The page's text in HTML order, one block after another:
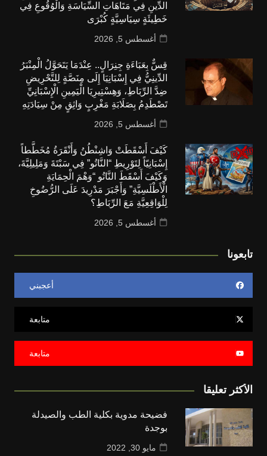
الدِّينِ فِي مَتَاهَاتِ السِّيَاسَةِ وَالْوُقُوعِ فِي
خَطِيئَةٍ سِيَاسِيَّةٍ كُبْرَى
أغسطس 5, 2026
قِسٌّ بِعَبَاءَةِ جِنِرَالٍ.. عِنْدَمَا يَتَحَوَّلُ الْمِنْبَرُ
الدِّينِيُّ فِي إِسْبَانِيَا إِلَى مِنَصَّةٍ لِلتَّحْرِيضِ
ضِدَّ الرِّبَاطِ، وَهِسْتِيرِيَا الْيَمِينِ الْإِسْبَانِيِّ
تَصْطَدِمُ بِصَلَابَةِ مَغْرِبٍ وَاثِقٍ مِنْ سِيَادَتِهِ
أغسطس 5, 2026
كَيْفَ أَسْقَطَتْ وَاشِنْطُنُ وَأَنْقَرَةُ مُخَطَّطاً
إِسْبَانِيّاً لِتَوْرِيطِ “النَّاتُو” فِي سَبْتَةَ وَمَلِيلِيَّةَ،
وَكَيْفَ أَسْقَطَ النَّاتُو “وَهْمَ الْحِمَايَةِ
الْأَطْلَسِيَّةِ” وَأَجْبَرَ مَدْرِيدَ عَلَى الرُّضُوخِ
لِلْوَاقِعِيَّةِ مَعَ الرِّبَاطِ؟
أغسطس 5, 2026
تابعونا
أعجبني
متابعة
متابعة
الأكثر تعليقا
فضيحة مدوية بكلية الطب والصيدلة
بوجدة
مايو 30, 2022